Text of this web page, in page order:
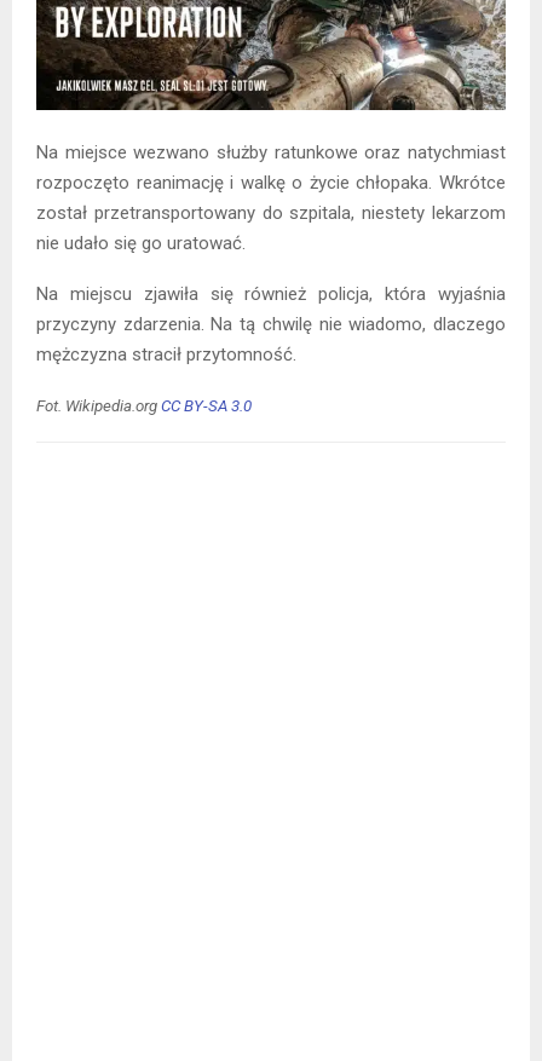
Na miejsce wezwano służby ratunkowe oraz natychmiast
rozpoczęto reanimację i walkę o życie chłopaka. Wkrótce
został przetransportowany do szpitala, niestety lekarzom
nie udało się go uratować.
Na miejscu zjawiła się również policja, która wyjaśnia
przyczyny zdarzenia. Na tą chwilę nie wiadomo, dlaczego
mężczyzna stracił przytomność.
Fot. Wikipedia.org CC BY-SA 3.0